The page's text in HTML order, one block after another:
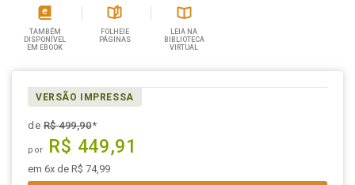
TAMBÉM
DISPONÍVEL
EM EBOOK
FOLHEIE
PÁGINAS
LEIA NA
BIBLIOTECA
VIRTUAL
VERSÃO IMPRESSA
deR$ 499,90*
por R$ 449,91
em 6x de R$ 74,99